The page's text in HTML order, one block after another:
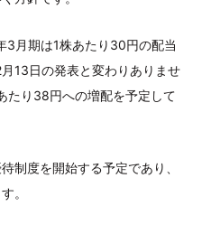
3月期は1株あたり30円の配当
13日の発表と変わりありませ
たり38円への増配を予定して
制度を開始する予定であり、
。